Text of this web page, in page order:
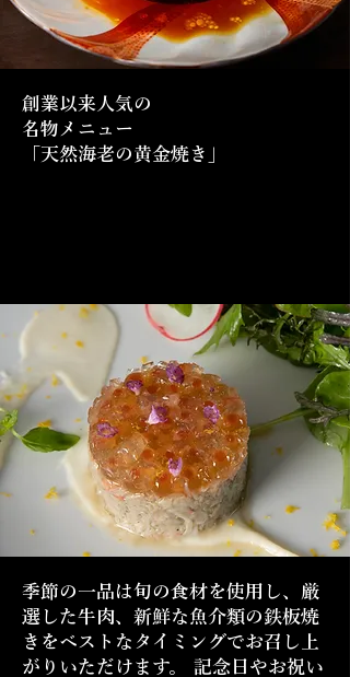
創業以来人気の
名物メニュー
「天然海老の黄金焼き」
季節の一品は旬の食材を使用し、厳
選した牛肉、新鮮な魚介類の鉄板焼
きをベストなタイミングでお召し上
がりいただけます。 記念日やお祝い